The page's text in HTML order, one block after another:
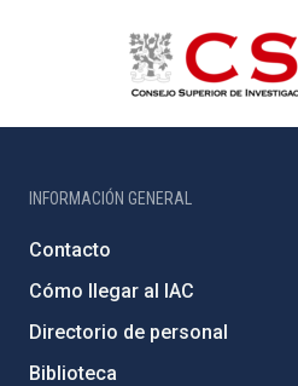
INFORMACIÓN GENERAL
Contacto
Cómo llegar al IAC
Directorio de personal
Biblioteca